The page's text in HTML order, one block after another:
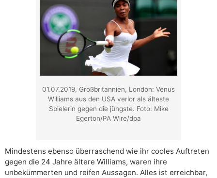
01.07.2019, Großbritannien, London: Venus
Williams aus den USA verlor als älteste
Spielerin gegen die jüngste. Foto: Mike
Egerton/PA Wire/dpa
Mindestens ebenso überraschend wie ihr cooles Auftreten
gegen die 24 Jahre ältere Williams, waren ihre
unbekümmerten und reifen Aussagen. Alles ist erreichbar,